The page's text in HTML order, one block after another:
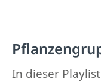
In dieser